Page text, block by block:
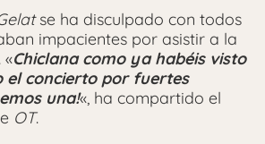
se ha disculpado con todos
impacientes por asistir a la
«Chiclana como ya habéis visto
el concierto por fuertes
una!«, ha compartido el
OT.